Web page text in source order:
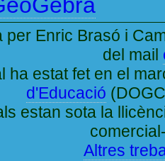
per Enric Brasó i
del mail
ha estat fet en el
d'Educació
estan sota la
Altres